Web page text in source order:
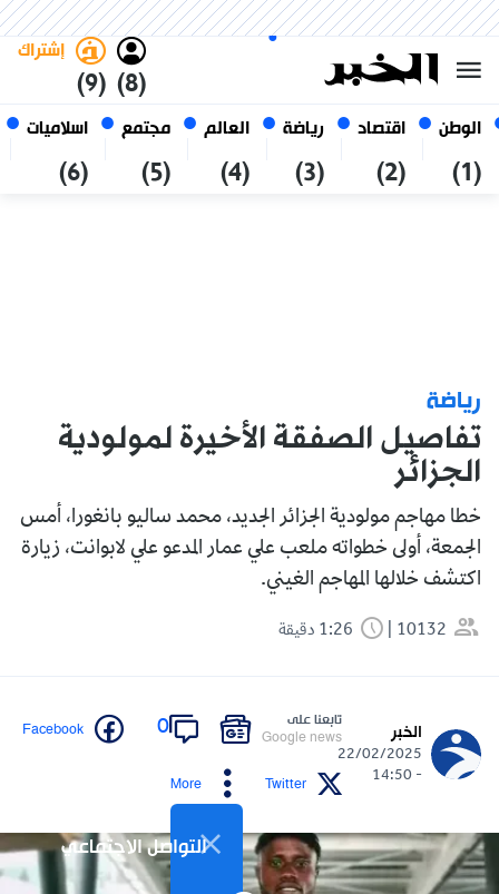
الوطن
(1)
اقتصاد
(2)
رياضة
(3)
العالم
(4)
مجتمع
(5)
اسلاميات
(6)
(8)
إشتراك
(9)
07 أغسطس 2026
الجزائر
رياضة
تفاصيل الصفقة الأخيرة لمولودية
الجزائر
خطا مهاجم مولودية الجزائر الجديد، محمد ساليو بانغورا، أمس
الجمعة، أولى خطواته ملعب علي عمار المدعو علي لابوانت، زيارة
اكتشف خلالها المهاجم الغيني.
10132
الخبر
22/02/2025
- 14:50
تابعنا على
Google news
0
Facebook
Twitter
More
التواصل الاجتماعي